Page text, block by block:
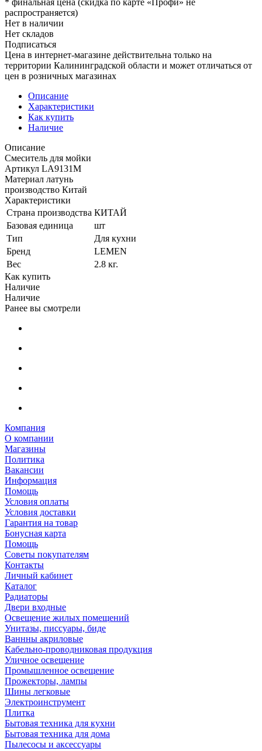
распространяется)
Нет в наличии
Нет складов
Подписаться
Цена в интернет-магазине действительна только на
территории Калининградской области и может отличаться от
цен в розничных магазинах
Описание
Характеристики
Как купить
Наличие
Описание
Смеситель для мойки
Артикул LA9131M
Материал латунь
производство Китай
Характеристики
Страна производства КИТАЙ
Базовая единица
шт
Тип
Для кухни
Бренд
LEMEN
Вес
2.8 кг.
Как купить
Наличие
Наличие
Ранее вы смотрели
Компания
О компании
Магазины
Политика
Вакансии
Информация
Помощь
Условия оплаты
Условия доставки
Гарантия на товар
Бонусная карта
Помощь
Советы покупателям
Контакты
Личный кабинет
Каталог
Радиаторы
Двери входные
Освещение жилых помещений
Унитазы, писсуары, биде
Ваннны акриловые
Кабельно-проводниковая продукция
Уличное освещение
Промышленное освещение
Прожекторы, лампы
Шины легковые
Электроинструмент
Плитка
Бытовая техника для кухни
Бытовая техника для дома
Пылесосы и аксессуары